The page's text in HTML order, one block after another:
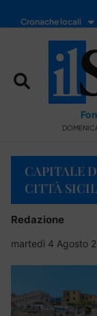
Cronache locali
CAPITALE
CITTÀ
Redazione
martedì 4 Agosto